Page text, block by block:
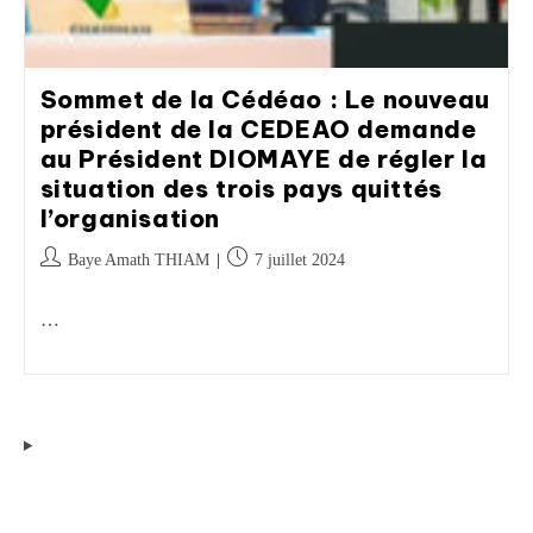
Sommet de la Cédéao : Le nouveau
président de la CEDEAO demande
au Président DIOMAYE de régler la
situation des trois pays quittés
l’organisation
Baye Amath THIAM 7 juillet 2024
…